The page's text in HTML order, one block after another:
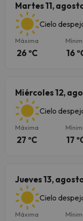
Martes 11,
Cielo
Máxima
26 ºC 16
Miércoles 12,
Cielo
Máxima
27 ºC 17
Jueves 13,
Cielo
Máxima